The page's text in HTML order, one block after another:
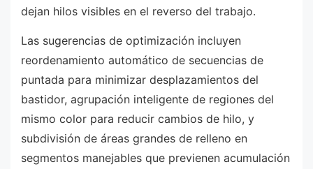
dejan hilos visibles en el reverso del trabajo.
Las sugerencias de optimización incluyen
reordenamiento automático de secuencias de
puntada para minimizar desplazamientos del
bastidor, agrupación inteligente de regiones del
mismo color para reducir cambios de hilo, y
subdivisión de áreas grandes de relleno en
segmentos manejables que previenen acumulación